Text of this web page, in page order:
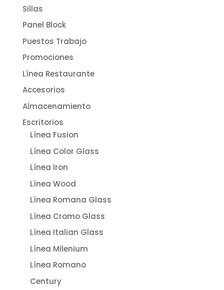
Sillas
Panel Block
Puestos Trabajo
Promociones
Línea Restaurante
Accesorios
Almacenamiento
Escritorios
Línea Fusion
Línea Color Glass
Línea Iron
Línea Wood
Línea Romana Glass
Línea Cromo Glass
Línea Italian Glass
Línea Milenium
Línea Romano
Century